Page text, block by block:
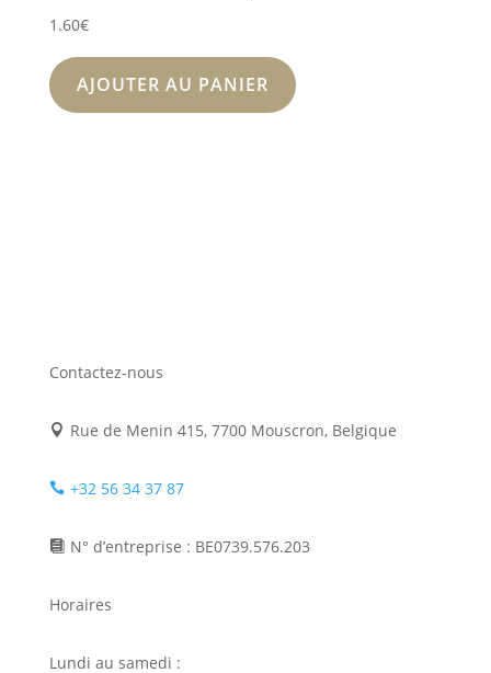
1.60€
AJOUTER AU PANIER
Contactez-nous
 Rue de Menin 415, 7700 Mouscron, Belgique
 +32 56 34 37 87
 N° d’entreprise : BE0739.576.203
Horaires
Lundi au samedi :